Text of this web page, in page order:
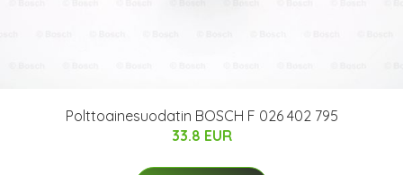
Polttoainesuodatin BOSCH F 026 402 795
33.8 EUR